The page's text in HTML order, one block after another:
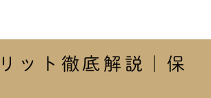
ット徹底解説｜保